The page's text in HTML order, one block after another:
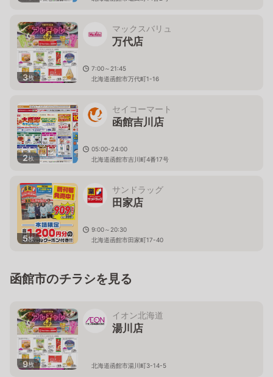
3枚
マックスバリュ
万代店
7:00～21:45
北海道函館市万代町1-16
2枚
セイコーマート
函館吉川店
05:00-24:00
北海道函館市吉川町4番17号
5枚
サンドラッグ
田家店
9:00～20:30
北海道函館市田家町17-40
函館市のチラシを見る
9枚
イオン北海道
湯川店
北海道函館市湯川町3-14-5